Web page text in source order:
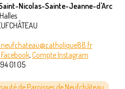
Nicolas-Sainte-Jeanne-d'Arc
, Compte Instagram
01 05
de Paroisses de Neufchâteau